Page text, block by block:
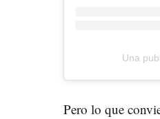
Una
Pero lo que